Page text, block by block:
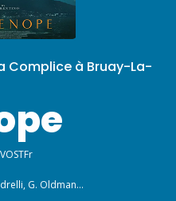
Complice à Bruay-La-
G. Oldman…